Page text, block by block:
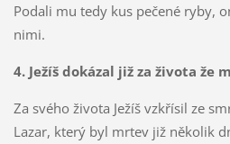
Podali mu tedy kus pečené ryby,
nimi.
4. Ježíš dokázal již za života že
Za svého života Ježíš vzkřísil ze
Lazar, který byl mrtev již několik